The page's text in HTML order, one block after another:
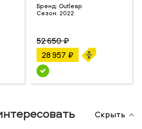
Бренд: Outleap
Сезон: 2022
52 650 ₽
28 957 ₽
Скрыть